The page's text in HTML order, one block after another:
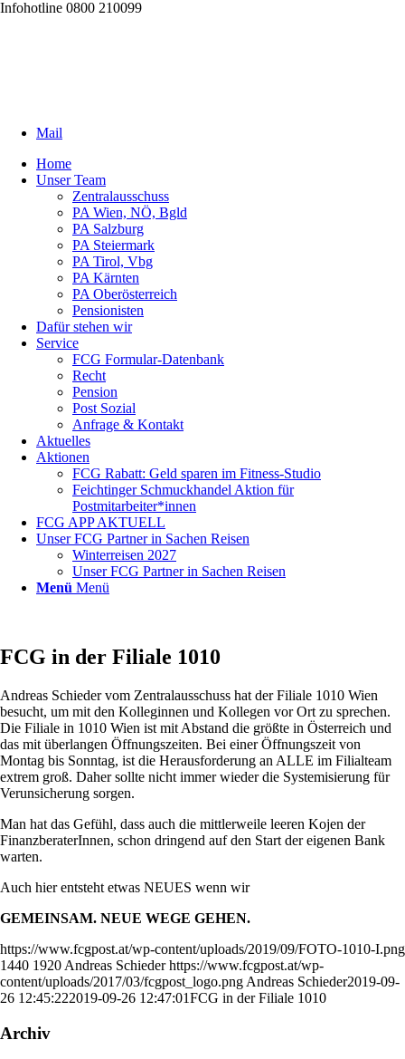
Infohotline 0800 210099
Mail
Home
Unser Team
Zentralausschuss
PA Wien, NÖ, Bgld
PA Salzburg
PA Steiermark
PA Tirol, Vbg
PA Kärnten
PA Oberösterreich
Pensionisten
Dafür stehen wir
Service
FCG Formular-Datenbank
Recht
Pension
Post Sozial
Anfrage & Kontakt
Aktuelles
Aktionen
FCG Rabatt: Geld sparen im Fitness-Studio
Feichtinger Schmuckhandel Aktion für
Postmitarbeiter*innen
FCG APP AKTUELL
Unser FCG Partner in Sachen Reisen
Winterreisen 2027
Unser FCG Partner in Sachen Reisen
Menü Menü
FCG in der Filiale 1010
Andreas Schieder vom Zentralausschuss hat der Filiale 1010 Wien
besucht, um mit den Kolleginnen und Kollegen vor Ort zu sprechen.
Die Filiale in 1010 Wien ist mit Abstand die größte in Österreich und
das mit überlangen Öffnungszeiten. Bei einer Öffnungszeit von
Montag bis Sonntag, ist die Herausforderung an ALLE im Filialteam
extrem groß. Daher sollte nicht immer wieder die Systemisierung für
Verunsicherung sorgen.
Man hat das Gefühl, dass auch die mittlerweile leeren Kojen der
FinanzberaterInnen, schon dringend auf den Start der eigenen Bank
warten.
Auch hier entsteht etwas NEUES wenn wir
GEMEINSAM. NEUE WEGE GEHEN.
https://www.fcgpost.at/wp-content/uploads/2019/09/FOTO-1010-I.png
1440 1920 Andreas Schieder https://www.fcgpost.at/wp-
content/uploads/2017/03/fcgpost_logo.png Andreas Schieder2019-09-
26 12:45:222019-09-26 12:47:01FCG in der Filiale 1010
Archiv